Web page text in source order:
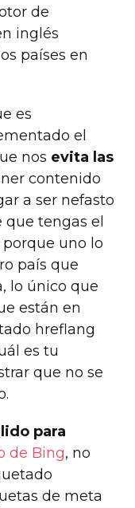
de
inglés
países en
es
el
nos evita las
contenido
a ser nefasto
tengas el
uno lo
país que
lo único que
están en
hreflang
es tu
que no se
para
de Bing, no
de meta